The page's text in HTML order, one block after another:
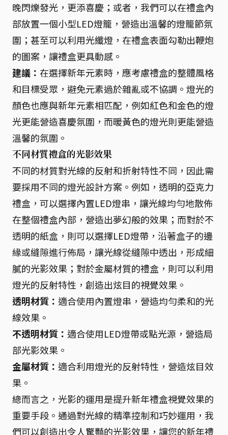
晚閃爍發光，更添喜慶；或者，我們可以在禮盒內
部放置一個小型LED燈籠，營造出溫馨的燈籠節氛
圍；甚至可以利用光纖燈，在禮盒表面勾勒出鞭炮
的圖案，讓禮盒更具動感。
建議： 在選擇新年元素時，應考慮禮盒的整體風格
和目標受眾，避免元素過於雜亂或不協調。燈光的
顏色也應與新年元素相匹配，例如紅色和金色的燈
光更能營造喜慶氛圍，而暖黃色的燈光則更能營造
溫馨的氛圍。
不同材質禮盒的光影效果
不同的材質對光線的反射和折射特性不同，因此需
要採用不同的燈光設計方案。例如，透明的亞克力
禮盒，可以選擇內置LED燈串，讓光線均勻地散佈
在整個禮盒內部，營造出夢幻般的效果；而對於不
透明的紙盒，則可以選擇LED燈帶，沿著盒子的邊
緣或縫隙進行佈局，讓光線從縫隙中透出，形成細
膩的光影效果；對於金屬材質的禮盒，則可以利用
燈光的反射特性，創造出炫目的視覺效果。
透明材質： 適合使用內置燈串，營造均勻柔和的光
線效果。
不透明材質： 適合使用LED燈帶或點光源，營造局
部光影效果。
金屬材質： 適合利用燈光的反射特性，營造炫目效
果。
總而言之，光影的運用是提升新年禮盒視覺效果的
重要手段。通過對光線的精準控制和巧妙運用，我
們可以創造出令人驚豔的光影效果，讓您的新年禮